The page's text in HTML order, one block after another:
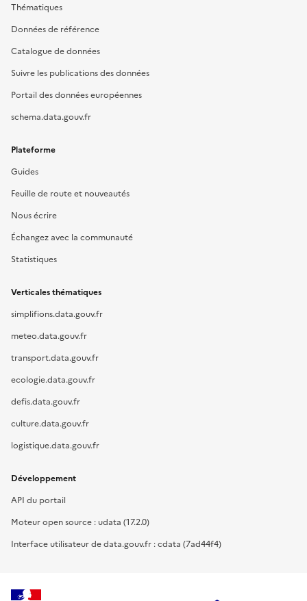
Thématiques
Données de référence
Catalogue de données
Suivre les publications des données
Portail des données européennes
schema.data.gouv.fr
Plateforme
Guides
Feuille de route et nouveautés
Nous écrire
Échangez avec la communauté
Statistiques
Verticales thématiques
simplifions.data.gouv.fr
meteo.data.gouv.fr
transport.data.gouv.fr
ecologie.data.gouv.fr
defis.data.gouv.fr
culture.data.gouv.fr
logistique.data.gouv.fr
Développement
API du portail
Moteur open source : udata (17.2.0)
Interface utilisateur de data.gouv.fr : cdata (7ad44f4)